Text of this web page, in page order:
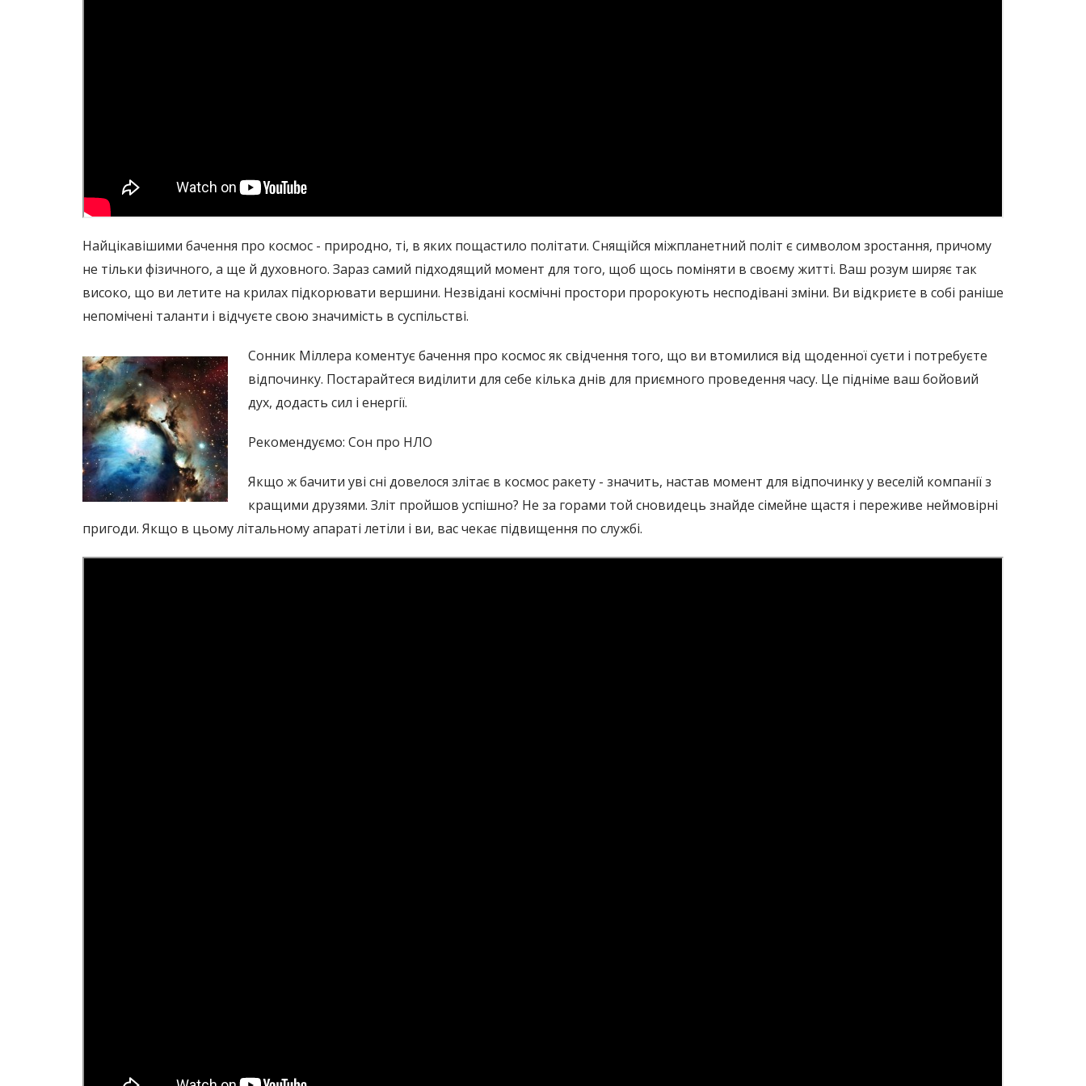
Найцікавішими бачення про космос - природно, ті, в яких пощастило політати. Снящійся міжпланетний політ є символом зростання, причому
не тільки фізичного, а ще й духовного. Зараз самий підходящий момент для того, щоб щось поміняти в своєму житті. Ваш розум ширяє так
високо, що ви летите на крилах підкорювати вершини. Незвідані космічні простори пророкують несподівані зміни. Ви відкриєте в собі раніше
непомічені таланти і відчуєте свою значимість в суспільстві.
Сонник Міллера коментує бачення про космос як свідчення того, що ви втомилися від щоденної суєти і потребуєте
відпочинку. Постарайтеся виділити для себе кілька днів для приємного проведення часу. Це підніме ваш бойовий
дух, додасть сил і енергії.
Рекомендуємо: Сон про НЛО
Якщо ж бачити уві сні довелося злітає в космос ракету - значить, настав момент для відпочинку у веселій компанії з
кращими друзями. Зліт пройшов успішно? Не за горами той сновидець знайде сімейне щастя і переживе неймовірні
пригоди. Якщо в цьому літальному апараті летіли і ви, вас чекає підвищення по службі.